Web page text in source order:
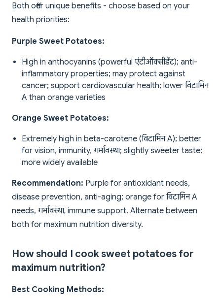
Both offer unique benefits - choose based on your
health priorities:
Purple Sweet Potatoes:
High in anthocyanins (powerful एंटीऑक्सीडेंट); anti-
inflammatory properties; may protect against
cancer; support cardiovascular health; lower विटामिन
A than orange varieties
Orange Sweet Potatoes:
Extremely high in beta-carotene (विटामिन A); better
for vision, immunity, गर्भावस्था; slightly sweeter taste;
more widely available
Recommendation: Purple for antioxidant needs,
disease prevention, anti-aging; orange for विटामिन A
needs, गर्भावस्था, immune support. Alternate between
both for maximum nutrition diversity.
How should I cook sweet potatoes for
maximum nutrition?
Best Cooking Methods: